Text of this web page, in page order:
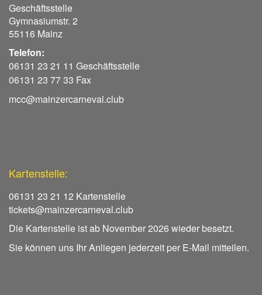
Geschäftsstelle
Gymnasiumstr. 2
55116 Mainz
Telefon:
06131 23 21 11 Geschäftsstelle
06131 23 77 33 Fax
mcc@mainzercarneval.club
Kartenstelle:
06131 23 21 12 Kartenstelle
tickets@mainzercarneval.club
Die Kartenstelle ist ab November 2026 wieder besetzt.
Sie können uns Ihr Anliegen jederzeit per E-Mail mitteilen.